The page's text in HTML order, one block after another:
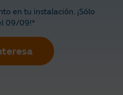
en tu instalación. ¡Sólo
09/09!*